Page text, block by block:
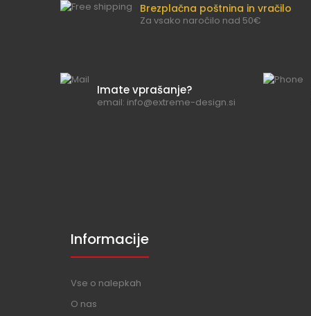
Brezplačna poštnina in vračilo
Za vsako naročilo nad 50€
Imate vprašanje?
email: info@extreme-design.si
Informacije
Vse o nalepkah
O nas